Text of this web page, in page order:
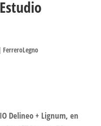
FerreroLegno
Delineo + Lignum, en